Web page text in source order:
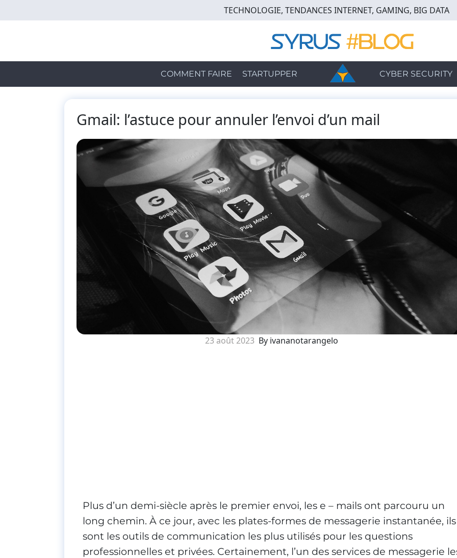
to
TECHNOLOGIE, TENDANCES INTERNET, GAMING, BIG DATA
COMMENT FAIRE STARTUPPER CYBER SECURITY
Gmail: l’astuce pour annuler l’envoi d’un mail
23 août 2023 By ivananotarangelo
Plus d’un demi-siècle après le premier envoi, les e – mails ont parcouru un
long chemin. À ce jour, avec les plates-formes de messagerie instantanée, ils
sont les outils de communication les plus utilisés pour les questions
professionnelles et privées. Certainement, l’un des services de messagerie